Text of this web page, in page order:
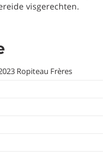
visgerechten.
Ropiteau Frères